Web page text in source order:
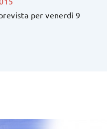
per venerdì 9